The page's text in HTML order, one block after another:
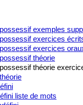
exemples
exercices
exercices
théorie
théorie
liste de mots